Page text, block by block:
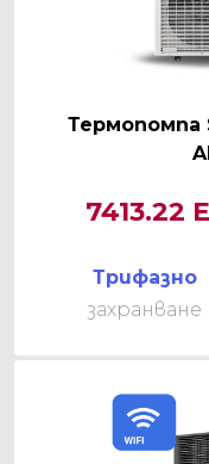
Термопомпа
7413.22
Трифазно
захранване